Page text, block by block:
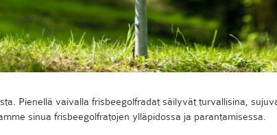
Pienellä vaivalla frisbeegolfradat säilyvät turvallisina,
sinua frisbeegolfratojen ylläpidossa ja parantamisessa.